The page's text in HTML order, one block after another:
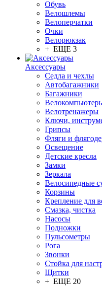
Обувь
Велошлемы
Велоперчатки
Очки
Велорюкзак
+ ЕЩЕ 3
Аксессуары
Седла и чехлы
Автобагажники
Багажники
Велотренажеры
Ключи,
Грипсы
Фляги и
Освещение
Детские кресла
Замки
Зеркала
Велосипедные
Корзины
Крепление для
Смазка, чистка
Насосы
Подножки
Пульсометры
Рога
Звонки
Стойка для
Щитки
+ ЕЩЕ 20